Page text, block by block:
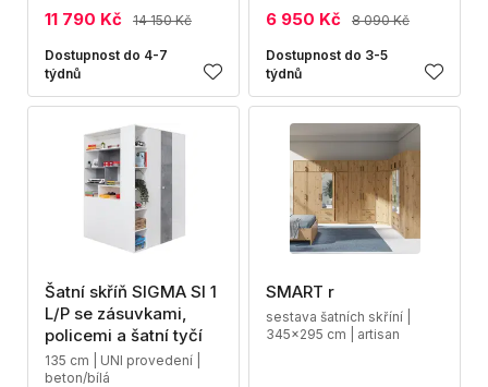
11 790 Kč 14 150 Kč
Dostupnost do 4-7
týdnů
6 950 Kč 8 090 Kč
Dostupnost do 3-5
týdnů
Šatní skříň SIGMA SI 1
L/P se zásuvkami,
policemi a šatní tyčí
135 cm | UNI provedení |
beton/bílá
SMART r
sestava šatních skříní |
345x295 cm | artisan